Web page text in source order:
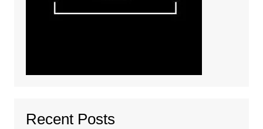
Recent Posts